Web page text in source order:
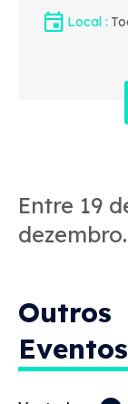
Local
Entre 19
Outros
Eventos